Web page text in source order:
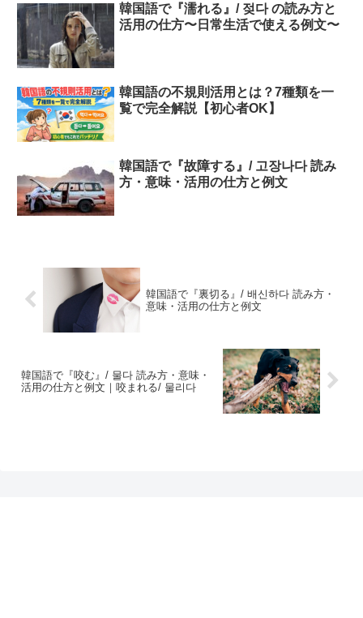
韓国語で『濡れる』/ 젖다 の読み方と
活用の仕方〜日常生活で使える例文〜
韓国語の不規則活用とは？7種類を一
覧で完全解説【初心者OK】
韓国語で『故障する』/ 고장나다 読み
方・意味・活用の仕方と例文
韓国語で『裏切る』/ 배신하다 読み方・
意味・活用の仕方と例文
韓国語で『咬む』/ 물다 読み方・意味・
活用の仕方と例文｜咬まれる/ 물리다